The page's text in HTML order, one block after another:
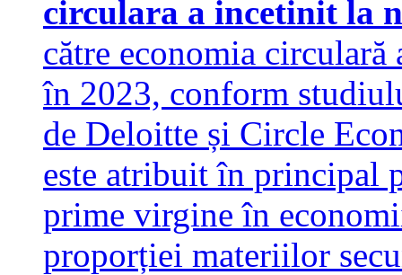
circulara a incetinit la
către economia
în 2023, conform
de Deloitte și Circle
este atribuit în principal
prime virgine în
proporției materiilor